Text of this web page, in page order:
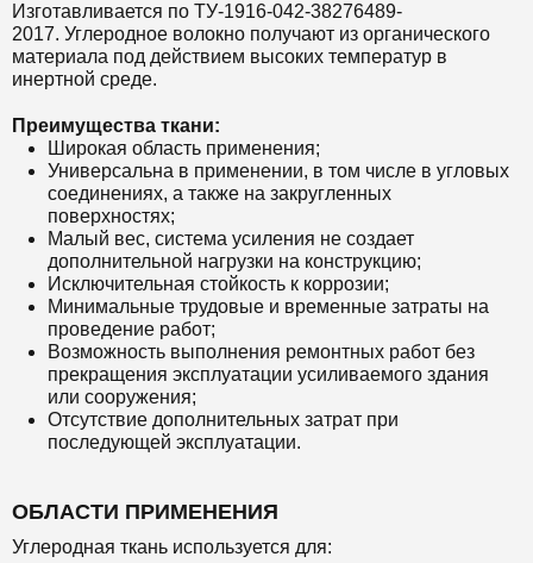
Изготавливается по ТУ-1916-042-38276489-
2017. Углеродное волокно получают из органического
материала под действием высоких температур в
инертной среде.
Преимущества ткани:
Широкая область применения;
Универсальна в применении, в том числе в угловых
соединениях, а также на закругленных
поверхностях;
Малый вес, система усиления не создает
дополнительной нагрузки на конструкцию;
Исключительная стойкость к коррозии;
Минимальные трудовые и временные затраты на
проведение работ;
Возможность выполнения ремонтных работ без
прекращения эксплуатации усиливаемого здания
или сооружения;
Отсутствие дополнительных затрат при
последующей эксплуатации.
ОБЛАСТИ ПРИМЕНЕНИЯ
Углеродная ткань используется для: